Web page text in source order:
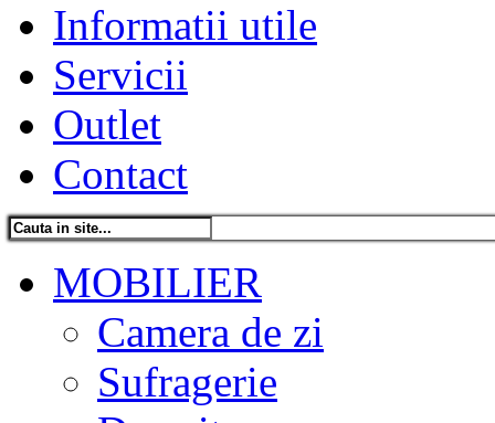
Informatii utile
Servicii
Outlet
Contact
MOBILIER
Camera de zi
Sufragerie